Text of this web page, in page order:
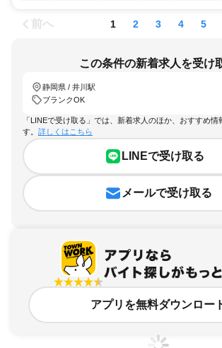
前へ 1 2 3 4 5
この条件の新着求人を受け
静岡県 / 井川駅
ブランクOK
「LINEで受け取る」では、新着求人のほか、おすすめ情
す。 詳しくはこちら
LINEで受け取る
メールで受け取る
アプリを無料ダウンロー